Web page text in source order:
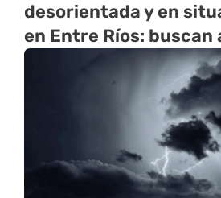
desorientada y en
en Entre Ríos: buscan